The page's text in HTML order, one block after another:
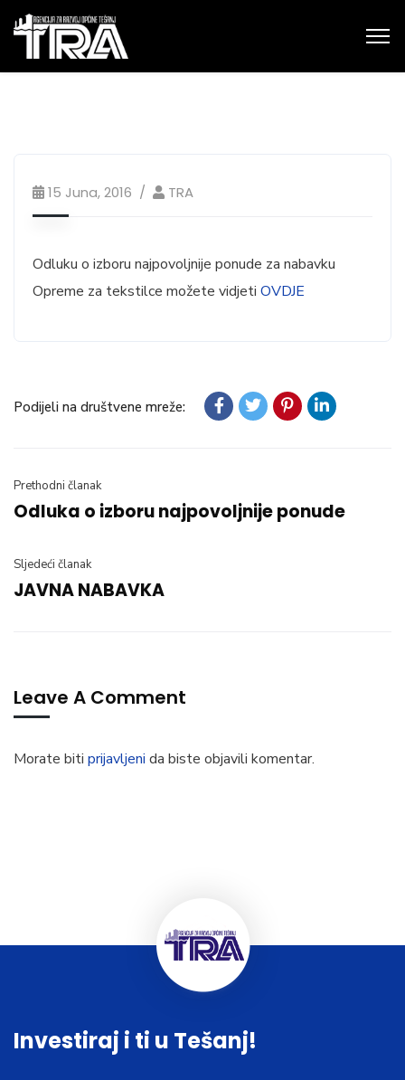
15 Juna, 2016 TRA
Odluku o izboru najpovoljnije ponude za nabavku
Opreme za tekstilce možete vidjeti OVDJE
Podijeli na društvene mreže:
Prethodni članak
Odluka o izboru najpovoljnije ponude
Sljedeći članak
JAVNA NABAVKA
Leave A Comment
Morate biti prijavljeni da biste objavili komentar.
Investiraj i ti u Tešanj!